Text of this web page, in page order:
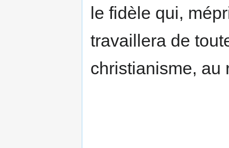
le fidèle qui,
travaillera de
christianisme, au